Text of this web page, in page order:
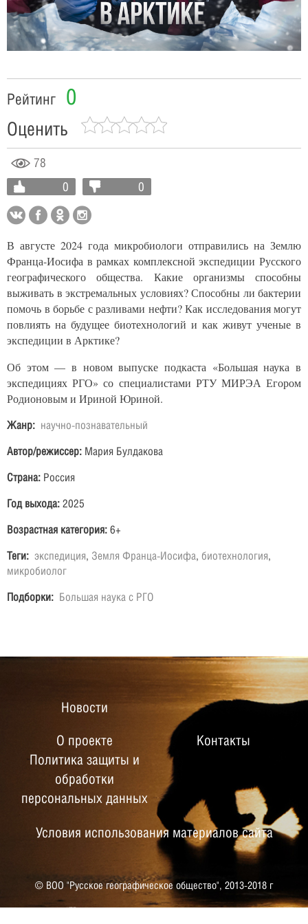
Video
78
0
0
Рейтинг 0
Оценить
В августе 2024 года микробиологи отправились на Землю
Франца-Иосифа в рамках комплексной экспедиции Русского
географического общества. Какие организмы способны
выживать в экстремальных условиях? Способны ли бактерии
помочь в борьбе с разливами нефти? Как исследования могут
повлиять на будущее биотехнологий и как живут ученые в
экспедиции в Арктике?
Об этом — в новом выпуске подкаста «Большая наука в
экспедициях РГО» со специалистами РТУ МИРЭА Егором
Родионовым и Ириной Юриной.
Жанр: научно-познавательный
Автор/режиссер: Мария Булдакова
Страна: Россия
Год выхода: 2025
Возрастная категория: 6+
Теги: экспедиция, Земля Франца-Иосифа, биотехнология,
микробиолог
Подборки: Большая наука с РГО
Новости
Условия использования материалов сайта
О проекте
Контакты
Политика защиты и
обработки
персональных данных
© ВОО "Русское географическое общество", 2013-2018 г